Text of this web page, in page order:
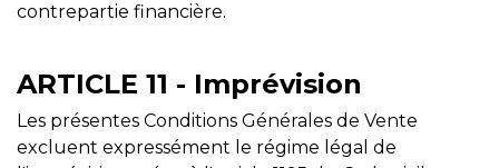
contrepartie financière.
ARTICLE 11 - Imprévision
Les présentes Conditions Générales de Vente
excluent expressément le régime légal de